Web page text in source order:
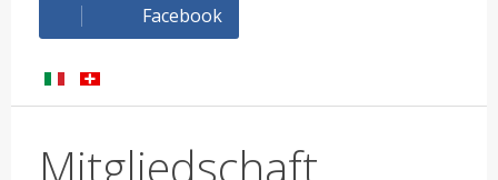
Facebook
Mitgliedschaft